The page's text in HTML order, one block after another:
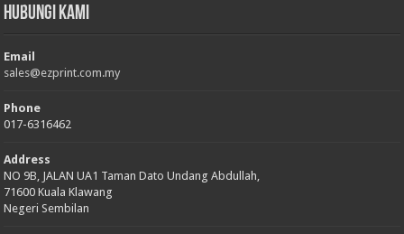
Hubungi Kami
Email
sales@ezprint.com.my
Phone
017-6316462
Address
NO 9B, JALAN UA1 Taman Dato Undang Abdullah,
71600 Kuala Klawang
Negeri Sembilan